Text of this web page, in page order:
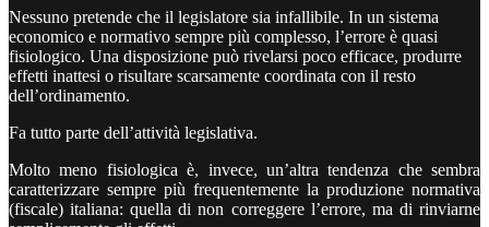
Nessuno pretende che il legislatore sia infallibile. In un sistema
economico e normativo sempre più complesso, l’errore è quasi
fisiologico. Una disposizione può rivelarsi poco efficace, produrre
effetti inattesi o risultare scarsamente coordinata con il resto
dell’ordinamento.
Fa tutto parte dell’attività legislativa.
Molto meno fisiologica è, invece, un’altra tendenza che sembra
caratterizzare sempre più frequentemente la produzione normativa
(fiscale) italiana: quella di non correggere l’errore, ma di rinviarne